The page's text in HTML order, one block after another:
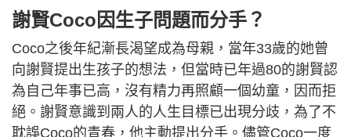
謝賢Coco因生子問題而分手？
Coco之後年紀漸長渴望成為母親，當年33歲的她曾
向謝賢提出生孩子的想法，但當時已年過80的謝賢認
為自己年事已高，沒有精力再照顧一個幼童，因而拒
絕。謝賢意識到兩人的人生目標已出現分歧，為了不
耽誤Coco的青春，他主動提出分手。儘管Coco一度